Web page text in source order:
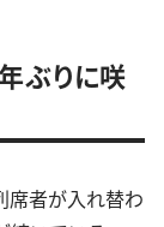
ぶりに咲
席者が入れ替わ